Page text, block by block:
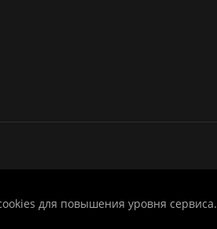
для повышения уровня сервиса.